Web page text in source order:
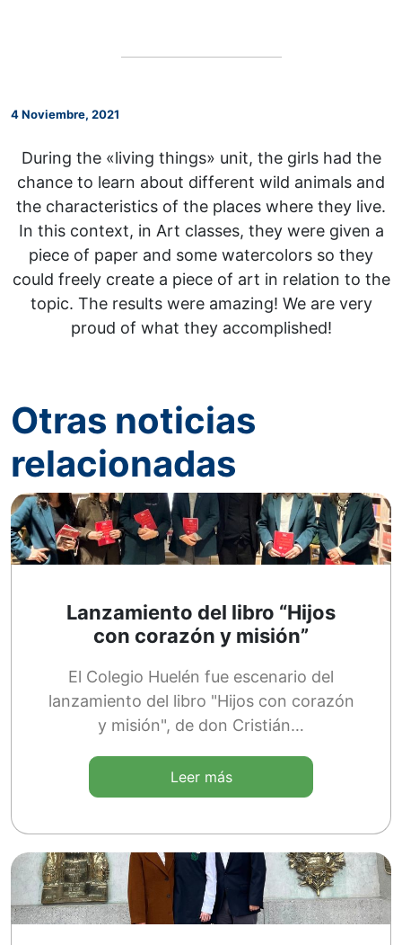
4 Noviembre, 2021
During the «living things» unit, the girls had the
chance to learn about different wild animals and
the characteristics of the places where they live.
In this context, in Art classes, they were given a
piece of paper and some watercolors so they
could freely create a piece of art in relation to the
topic. The results were amazing! We are very
proud of what they accomplished!
Otras noticias
relacionadas
Lanzamiento del libro “Hijos
con corazón y misión”
El Colegio Huelén fue escenario del
lanzamiento del libro "Hijos con corazón
y misión", de don Cristián…
Leer más